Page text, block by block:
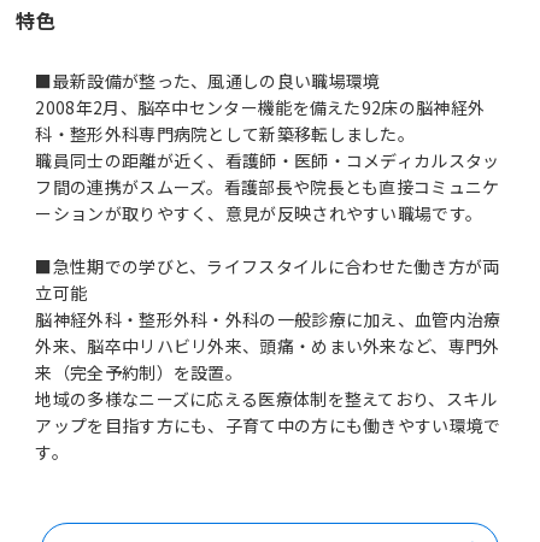
特色
■最新設備が整った、風通しの良い職場環境
2008年2月、脳卒中センター機能を備えた92床の脳神経外
科・整形外科専門病院として新築移転しました。
職員同士の距離が近く、看護師・医師・コメディカルスタッ
フ間の連携がスムーズ。看護部長や院長とも直接コミュニケ
ーションが取りやすく、意見が反映されやすい職場です。
■急性期での学びと、ライフスタイルに合わせた働き方が両
立可能
脳神経外科・整形外科・外科の一般診療に加え、血管内治療
外来、脳卒中リハビリ外来、頭痛・めまい外来など、専門外
来（完全予約制）を設置。
地域の多様なニーズに応える医療体制を整えており、スキル
アップを目指す方にも、子育て中の方にも働きやすい環境で
す。